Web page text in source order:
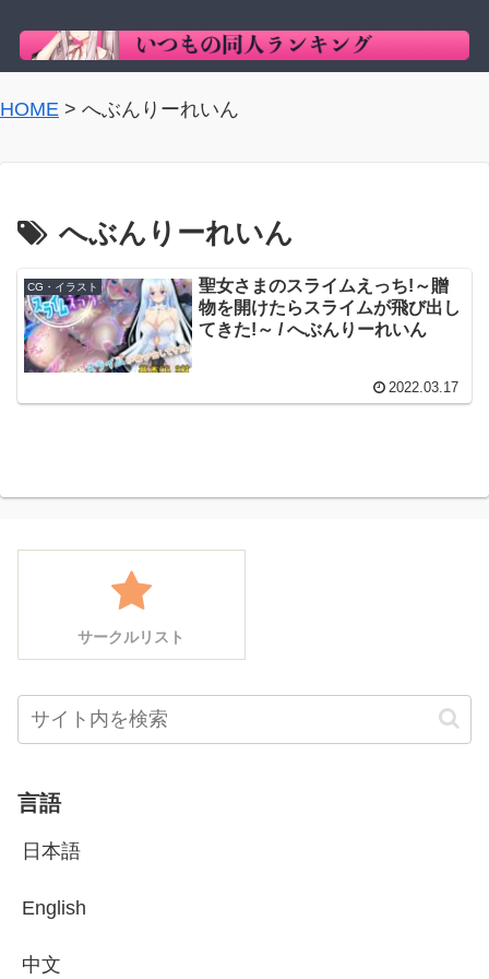
HOME > へぶんりーれいん
へぶんりーれいん
CG・イラスト
聖女さまのスライムえっち!～贈
物を開けたらスライムが飛び出し
てきた!～ / へぶんりーれいん
2022.03.17
サークルリスト
言語
日本語
English
中文